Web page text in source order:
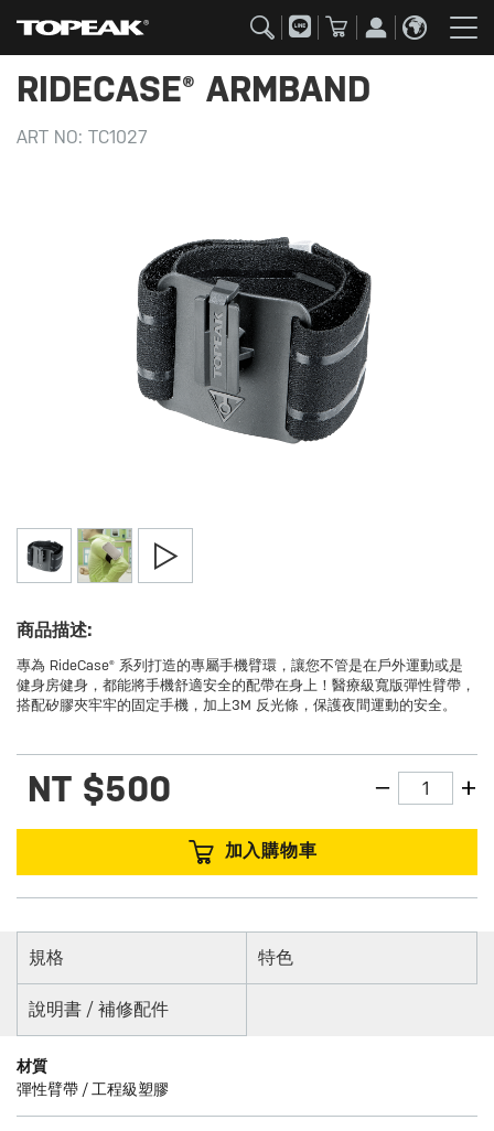
RIDECASE® ARMBAND
ART NO: TC1027
商品描述:
專為 RideCase® 系列打造的專屬手機臂環，讓您不管是在戶外運動或是
健身房健身，都能將手機舒適安全的配帶在身上！醫療級寬版彈性臂帶，
搭配矽膠夾牢牢的固定手機，加上3M 反光條，保護夜間運動的安全。
NT $500
加入購物車
規格 特色
說明書 / 補修配件
材質
彈性臂帶 / 工程級塑膠